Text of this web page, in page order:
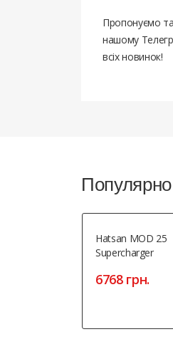
Пропонуємо
нашому
всіх новинок!
Популярно
Hatsan MOD 25
Supercharger
6768 грн.